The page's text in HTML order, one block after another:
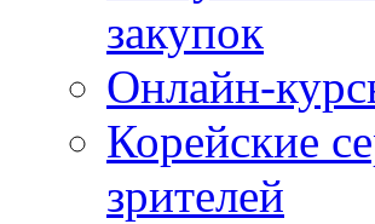
закупок
Онлайн-
Корейские
зрителей